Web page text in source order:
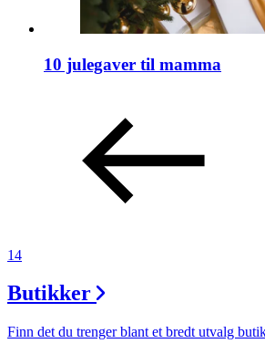
10 julegaver til mamma
14
Butikker
Finn det du trenger blant et bredt utvalg